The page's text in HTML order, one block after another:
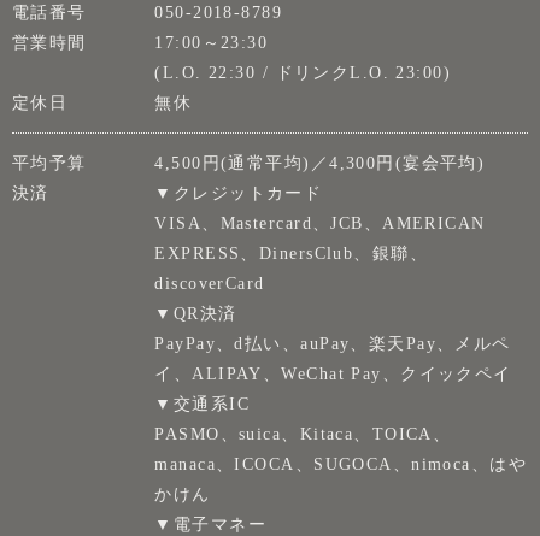
電話番号
050-2018-8789
営業時間
17:00～23:30
(L.O. 22:30 / ドリンクL.O. 23:00)
定休日
無休
平均予算
4,500円(通常平均)／4,300円(宴会平均)
決済
▼クレジットカード
VISA、Mastercard、JCB、AMERICAN
EXPRESS、DinersClub、銀聯、
discoverCard
▼QR決済
PayPay、d払い、auPay、楽天Pay、メルペ
イ、ALIPAY、WeChat Pay、クイックペイ
▼交通系IC
PASMO、suica、Kitaca、TOICA、
manaca、ICOCA、SUGOCA、nimoca、はや
かけん
▼電子マネー